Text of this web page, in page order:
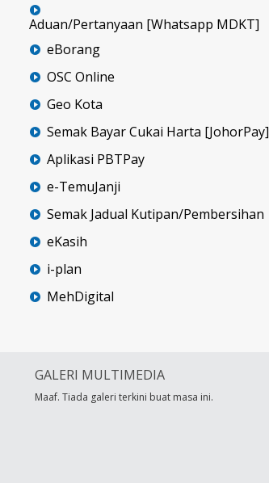
Aduan/Pertanyaan [Whatsapp MDKT]
eBorang
OSC Online
Geo Kota
Semak Bayar Cukai Harta [JohorPay]
Aplikasi PBTPay
e-TemuJanji
Semak Jadual Kutipan/Pembersihan
eKasih
i-plan
MehDigital
GALERI MULTIMEDIA
Maaf. Tiada galeri terkini buat masa ini.